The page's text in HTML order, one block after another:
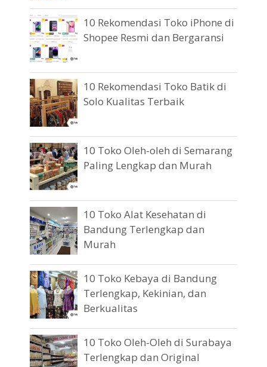
10 Rekomendasi Toko iPhone di
Shopee Resmi dan Bergaransi
10 Rekomendasi Toko Batik di
Solo Kualitas Terbaik
10 Toko Oleh-oleh di Semarang
Paling Lengkap dan Murah
10 Toko Alat Kesehatan di
Bandung Terlengkap dan
Murah
10 Toko Kebaya di Bandung
Terlengkap, Kekinian, dan
Berkualitas
10 Toko Oleh-Oleh di Surabaya
Terlengkap dan Original